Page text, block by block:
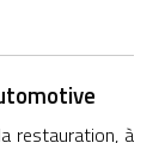
restauration, à